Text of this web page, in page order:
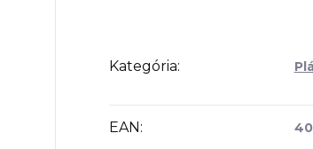
Kategória:
EAN :